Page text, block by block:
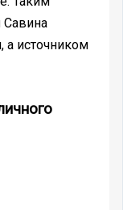
Савина
а источником